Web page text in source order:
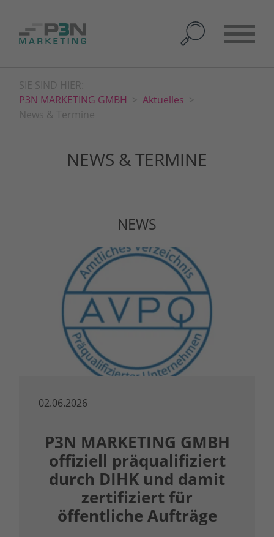
SIE SIND HIER:
P3N MARKETING GMBH
Aktuelles
News & Termine
NEWS & TERMINE
NEWS
02.06.2026
P3N MARKETING GMBH
offiziell präqualifiziert
durch DIHK und damit
zertifiziert für
öffentliche Aufträge